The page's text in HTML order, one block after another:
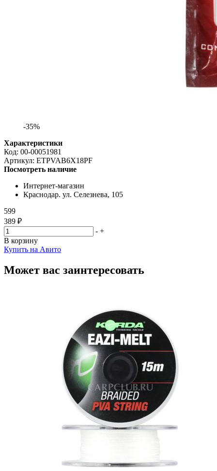
-35%
Характеристики
Код: 00-00051981
Артикул: ETPVAB6X18PF
Посмотреть наличие
Интернет-магазин
Краснодар. ул. Селезнева, 105
599
389 ₽
- +
В корзину
Купить на Авито
Может вас заинтересовать